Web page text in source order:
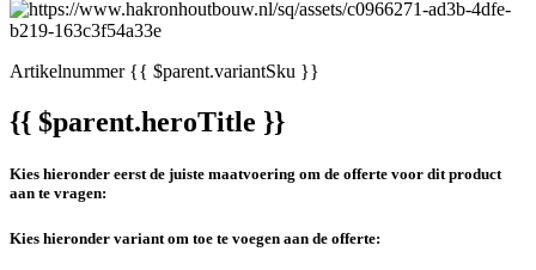
Artikelnummer{{ $parent.variantSku }}
{{ $parent.heroTitle }}
Kies hieronder eerst de juiste maatvoering om de offerte voor dit product
aan te vragen:
Kies hieronder variant om toe te voegen aan de offerte: